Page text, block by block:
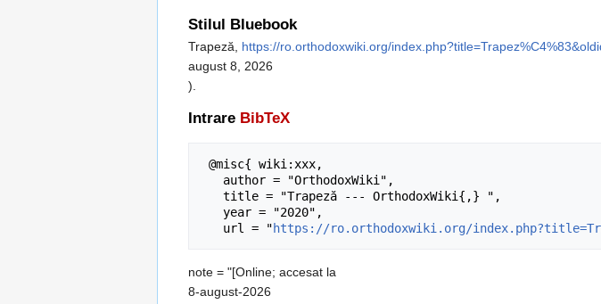
Stilul Bluebook
Trapeză, https://ro.orthodoxwiki.org/
august 8, 2026
).
Intrare BibTeX
   url = "
https://ro.orthodoxwiki.org/
note = "[Online; accesat la
8-august-2026